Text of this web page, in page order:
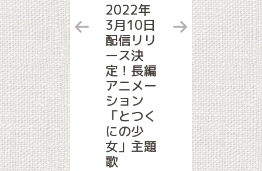
2022年
3月10日
配信リリ
ース決
定！長編
アニメー
ション
「とつく
にの少
女」主題
歌